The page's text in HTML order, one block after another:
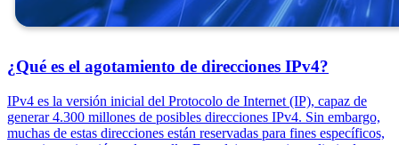
¿Qué es el agotamiento de direcciones IPv4?
IPv4 es la versión inicial del Protocolo de Internet (IP), capaz de
generar 4.300 millones de posibles direcciones IPv4. Sin embargo,
muchas de estas direcciones están reservadas para fines específicos,